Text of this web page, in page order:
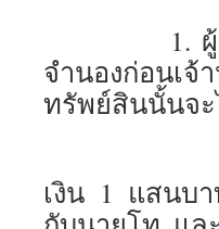
1. ผู้รับจำ
จำนองก่อนเ
ทรัพย์สินนั้นจ
ตัวอย่าง
เงิน 1 แสนบ